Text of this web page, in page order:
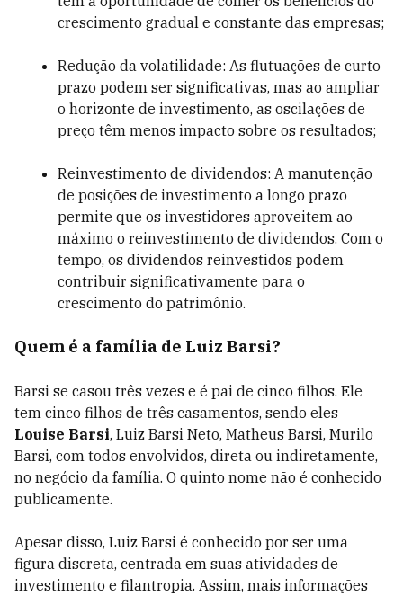
crescimento gradual e constante das empresas;
Redução da volatilidade: As flutuações de curto
prazo podem ser significativas, mas ao ampliar
o horizonte de investimento, as oscilações de
preço têm menos impacto sobre os resultados;
Reinvestimento de dividendos: A manutenção
de posições de investimento a longo prazo
permite que os investidores aproveitem ao
máximo o reinvestimento de dividendos. Com o
tempo, os dividendos reinvestidos podem
contribuir significativamente para o
crescimento do patrimônio.
Quem é a família de Luiz Barsi?
Barsi se casou três vezes e é pai de cinco filhos. Ele
tem cinco filhos de três casamentos, sendo eles
Louise Barsi, Luiz Barsi Neto, Matheus Barsi, Murilo
Barsi, com todos envolvidos, direta ou indiretamente,
no negócio da família. O quinto nome não é conhecido
publicamente.
Apesar disso, Luiz Barsi é conhecido por ser uma
figura discreta, centrada em suas atividades de
investimento e filantropia. Assim, mais informações